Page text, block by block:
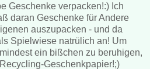
Geschenke verpacken!:) Ich
daran Geschenke für Andere
auszupacken - und da
Spielwiese natrülich an! Um
ein bißchen zu beruhigen,
Geschenkpapier!;)